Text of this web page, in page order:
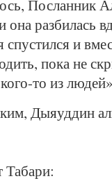
Посланник
разбилась
спустился и
пока не
то из
Дыяуддин